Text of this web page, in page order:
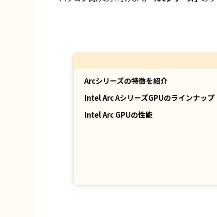
Arcシリーズの特徴を紹介
Intel Arc AシリーズGPUのラインナップ
Intel Arc GPUの性能